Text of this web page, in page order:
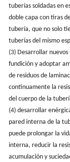
tuberías soldadas en
doble capa con tiras
tubería, que no solo
tuberías del mismo
(3) Desarrollar
fundición y adoptar
de residuos de
continuamente la
del cuerpo de la
(4) desarrollar
pared interna de la
puede prolongar la
interna, reducir la
acumulación y